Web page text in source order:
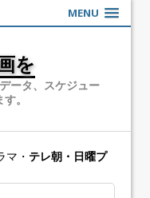
MENU
を
ータ、スケジュー
。
マ・ テレ朝・日曜プ